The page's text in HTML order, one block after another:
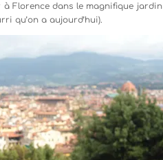
à Florence dans le magnifique
qu’on a aujourd’hui).